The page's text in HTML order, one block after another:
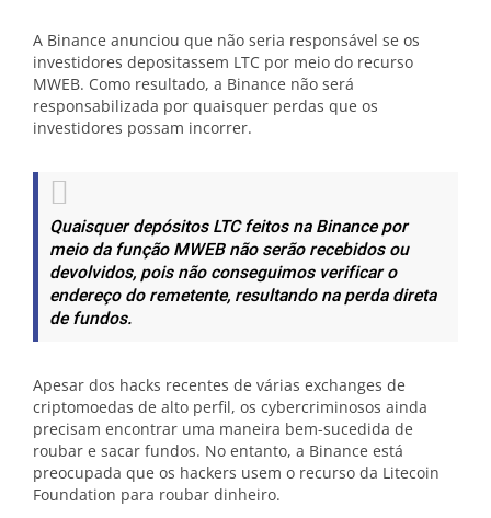
A Binance anunciou que não seria responsável se os
investidores depositassem LTC por meio do recurso
MWEB. Como resultado, a Binance não será
responsabilizada por quaisquer perdas que os
investidores possam incorrer.
Quaisquer depósitos LTC feitos na Binance por
meio da função MWEB não serão recebidos ou
devolvidos, pois não conseguimos verificar o
endereço do remetente, resultando na perda direta
de fundos.
Apesar dos hacks recentes de várias exchanges de
criptomoedas de alto perfil, os cybercriminosos ainda
precisam encontrar uma maneira bem-sucedida de
roubar e sacar fundos. No entanto, a Binance está
preocupada que os hackers usem o recurso da Litecoin
Foundation para roubar dinheiro.